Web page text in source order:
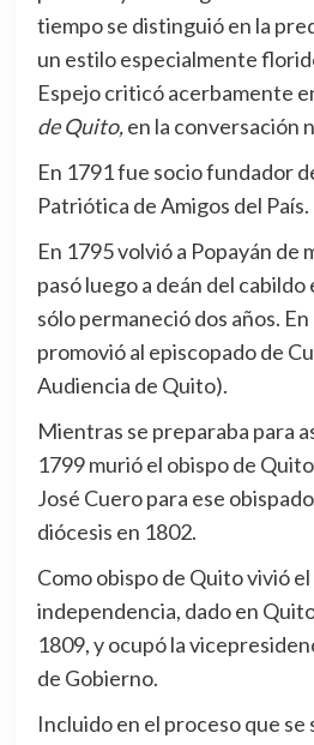
tiempo se distinguió en la
un estilo especialmente
Espejo criticó acerbamente
de Quito,en la conversación
En 1791 fue socio fundador
Patriótica de Amigos del País.
En 1795 volvió a Popayán de
pasó luego a deán del
sólo permaneció dos años.
promovió al episcopado de
Audiencia de Quito).
Mientras se preparaba para
1799 murió el obispo de
José Cuero para ese
diócesis en 1802.
Como obispo de Quito vivió
independencia, dado en
1809, y ocupó la
de Gobierno.
Incluido en el proceso que se